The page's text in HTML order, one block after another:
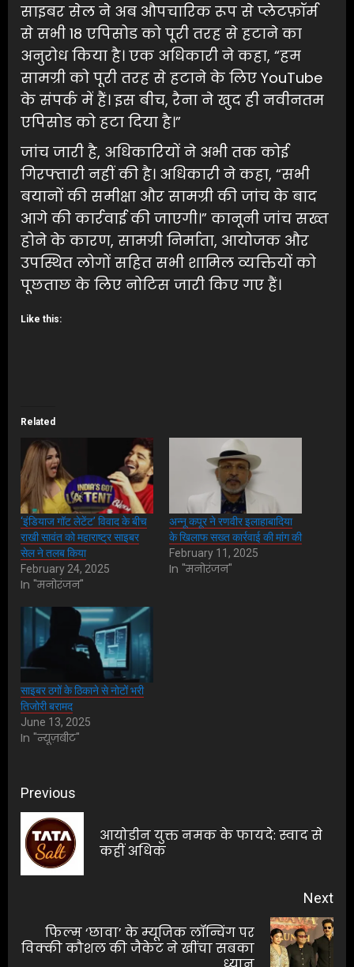
साइबर सेल ने अब औपचारिक रूप से प्लेटफ़ॉर्म
से सभी 18 एपिसोड को पूरी तरह से हटाने का
अनुरोध किया है। एक अधिकारी ने कहा, “हम
सामग्री को पूरी तरह से हटाने के लिए YouTube
के संपर्क में हैं। इस बीच, रैना ने खुद ही नवीनतम
एपिसोड को हटा दिया है।”
जांच जारी है, अधिकारियों ने अभी तक कोई
गिरफ्तारी नहीं की है। अधिकारी ने कहा, “सभी
बयानों की समीक्षा और सामग्री की जांच के बाद
आगे की कार्रवाई की जाएगी।” कानूनी जांच सख्त
होने के कारण, सामग्री निर्माता, आयोजक और
उपस्थित लोगों सहित सभी शामिल व्यक्तियों को
पूछताछ के लिए नोटिस जारी किए गए हैं।
Like this:
Related
‘इंडियाज गॉट लेटेंट’ विवाद के बीच
राखी सावंत को महाराष्ट्र साइबर
सेल ने तलब किया
February 24, 2025
In "मनोरंजन"
अन्नू कपूर ने रणवीर इलाहाबादिया
के खिलाफ सख्त कार्रवाई की मांग की
February 11, 2025
In "मनोरंजन"
साइबर ठगों के ठिकाने से नोटों भरी
तिजोरी बरामद
June 13, 2025
In "न्यूज़बीट"
Post
navigation
Previous
आयोडीन युक्त नमक के फायदे: स्वाद से
कहीं अधिक
Next
Next
फिल्म ‘छावा’ के म्यूजिक लॉन्चिंग पर
विक्की कौशल की जैकेट ने खींचा सबका